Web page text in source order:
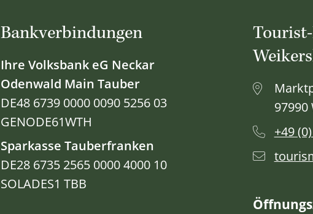
Bankverbindungen
Ihre Volksbank eG Neckar
Odenwald Main Tauber
DE48 6739 0000 0090 5256 03
GENODE61WTH
Sparkasse Tauberfranken
DE28 6735 2565 0000 4000 10
SOLADES1 TBB
97990
+49